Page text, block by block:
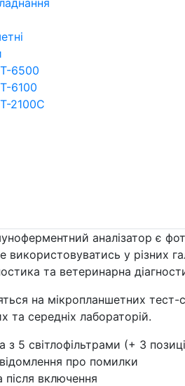
6500
6100
2100С
аналізатор є
використовуватись у різних
та ветеринарна
на мікропланшетних тест-
та середніх лабораторій.
5 світлофільтрами (+ 3
про помилки
після включення